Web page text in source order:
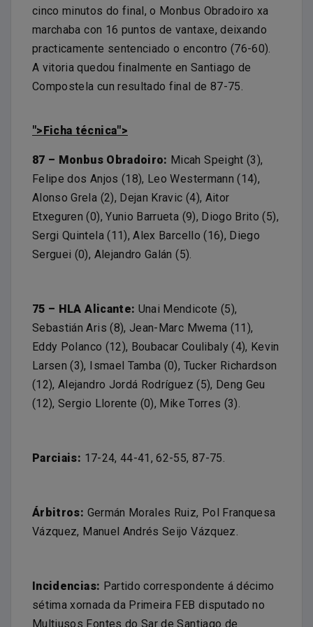
cinco minutos do final, o Monbus Obradoiro xa
marchaba con 16 puntos de vantaxe, deixando
practicamente sentenciado o encontro (76-60).
A vitoria quedou finalmente en Santiago de
Compostela cun resultado final de 87-75.
">Ficha técnica">
87 – Monbus Obradoiro: Micah Speight (3),
Felipe dos Anjos (18), Leo Westermann (14),
Alonso Grela (2), Dejan Kravic (4), Aitor
Etxeguren (0), Yunio Barrueta (9), Diogo Brito (5),
Sergi Quintela (11), Alex Barcello (16), Diego
Serguei (0), Alejandro Galán (5).
75 – HLA Alicante: Unai Mendicote (5),
Sebastián Aris (8), Jean-Marc Mwema (11),
Eddy Polanco (12), Boubacar Coulibaly (4), Kevin
Larsen (3), Ismael Tamba (0), Tucker Richardson
(12), Alejandro Jordá Rodríguez (5), Deng Geu
(12), Sergio Llorente (0), Mike Torres (3).
Parciais: 17-24, 44-41, 62-55, 87-75.
Árbitros: Germán Morales Ruiz, Pol Franquesa
Vázquez, Manuel Andrés Seijo Vázquez.
Incidencias: Partido correspondente á décimo
sétima xornada da Primeira FEB disputado no
Multiusos Fontes do Sar de Santiago de